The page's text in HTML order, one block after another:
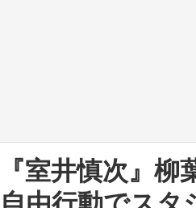
室井慎次』柳